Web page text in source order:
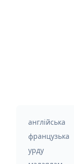
англійська
французька
урду